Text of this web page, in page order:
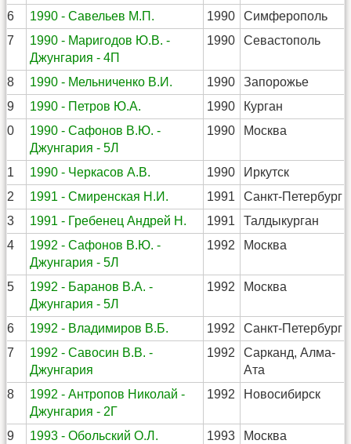
26
1990 - Савельев М.П. 1990
Симферополь
27
1990 - Маригодов Ю.В. -
Джунгария - 4П
1990 Севастополь
28 1990 - Мельниченко В.И. 1990
Запорожье
29
1990 - Петров Ю.А. 1990
Курган
30
1990 - Сафонов В.Ю. -
Джунгария - 5Л
1990 Москва
31 1990 - Черкасов А.В. 1990
Иркутск
32
1991 - Смиренская Н.И. 1991
Санкт-Петербург
33
1991 - Гребенец Андрей Н. 1991
Талдыкурган
34
1992 - Сафонов В.Ю. -
Джунгария - 5Л
1992 Москва
35
1992 - Баранов В.А. -
Джунгария - 5Л
1992 Москва
36 1992 - Владимиров В.Б. 1992
Санкт-Петербург
37
1992 - Савосин В.В. -
Джунгария
1992
Сарканд, Алма-
Ата
38
1992 - Антропов Николай -
Джунгария - 2Г
1992 Новосибирск
39 1993 - Обольский О.Л. 1993
Москва